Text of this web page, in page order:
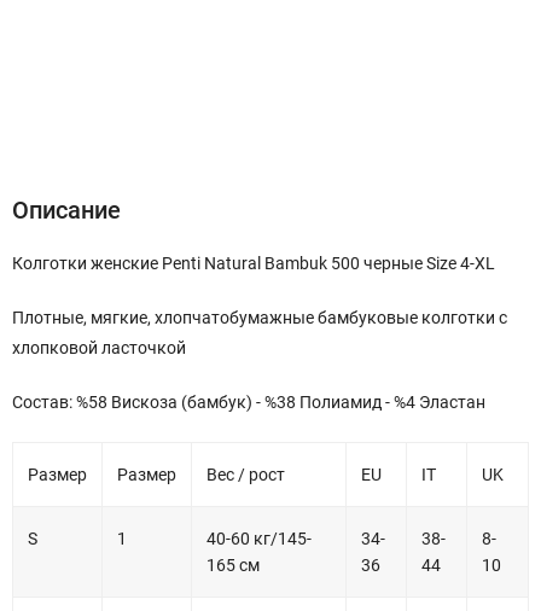
Описание
Колготки женские Penti Natural Bambuk 500 черные Size 4-XL
Плотные, мягкие, хлопчатобумажные бамбуковые колготки с
хлопковой ласточкой
Состав: %58 Вискоза (бамбук) - %38 Полиамид - %4 Эластан
Размер Размер Вес / рост EU IT UK
S 1
40-60 кг/145-
165 см
34-
36
38-
44
8-
10